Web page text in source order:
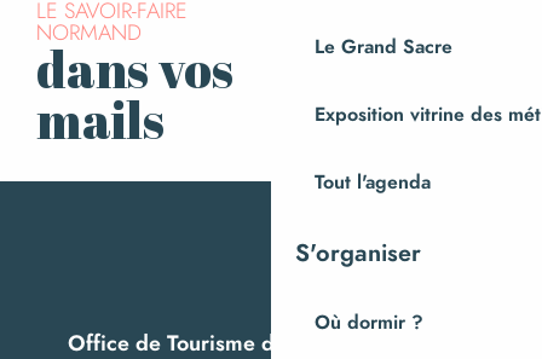
Le Grand Sacre
Exposition vitrine des
Tout l'agenda
S'organiser
Où dormir ?
LE SAVOIR-FAIRE
NORMAND
dans vos
mails
Office de Tourisme de Villedieu Intercom